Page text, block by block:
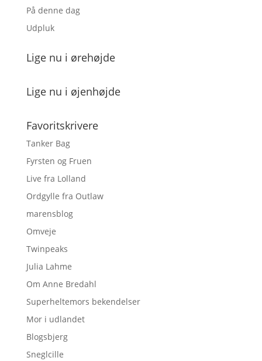
På denne dag
Udpluk
Lige nu i ørehøjde
Lige nu i øjenhøjde
Favoritskrivere
Tanker Bag
Fyrsten og Fruen
Live fra Lolland
Ordgylle fra Outlaw
marensblog
Omveje
Twinpeaks
Julia Lahme
Om Anne Bredahl
Superheltemors bekendelser
Mor i udlandet
Blogsbjerg
Sneglcille